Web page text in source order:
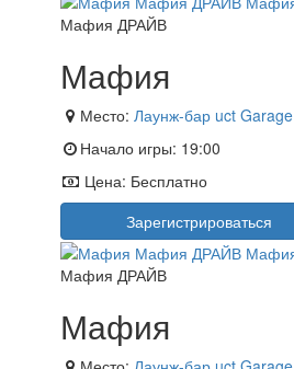
Мафия ДРАЙВ
Мафия
Место: Лаунж-бар uct Garage
Начало игры: 19:00
Цена: Бесплатно
Зарегистрироваться
Мафия ДРАЙВ
Мафия